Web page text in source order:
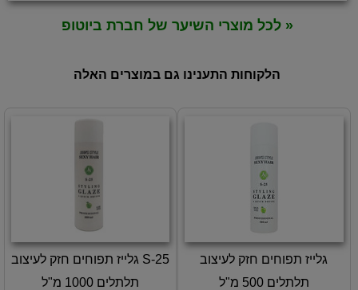
« לכל מוצרי השיער של חברת ביוטופ
הלקוחות התענינו גם במוצרים האלה
גלייז תפוחים חזק לעיצוב
תלתלים 500 מ"ל
S-25 גלייז תפוחים חזק לעיצוב
תלתלים 1000 מ"ל